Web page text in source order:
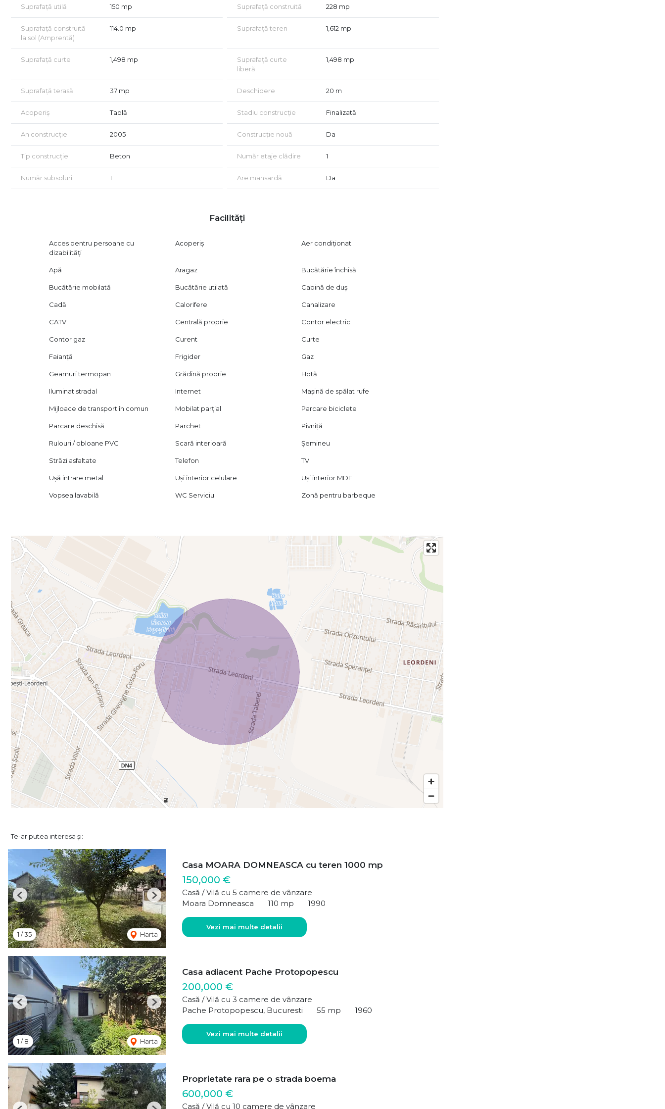
Suprafață utilă 150 mp Suprafață construită 228 mp
Suprafață construită
la sol (Amprentă)
114.0 mp Suprafață teren 1,612 mp
Suprafață curte 1,498 mp
Suprafață curte
liberă
1,498 mp
Suprafață terasă 37 mp Deschidere 20 m
Acoperiș Tablă Stadiu construcție Finalizată
An construcție 2005 Construcție nouă Da
Tip construcție Beton Număr etaje clădire 1
Număr subsoluri 1 Are mansardă Da
Facilități
Acces pentru persoane cu
dizabilități
Acoperiș Aer condiționat
Apă Aragaz Bucătărie închisă
Bucătărie mobilată Bucătărie utilată Cabină de duș
Cadă Calorifere Canalizare
CATV Centrală proprie Contor electric
Contor gaz Curent Curte
Faianță Frigider Gaz
Geamuri termopan Grădină proprie Hotă
Iluminat stradal Internet Mașină de spălat rufe
Mijloace de transport în comun Mobilat parțial Parcare biciclete
Parcare deschisă Parchet Pivniță
Rulouri / obloane PVC Scară interioară Șemineu
Străzi asfaltate Telefon TV
Ușă intrare metal Uși interior celulare Uși interior MDF
Vopsea lavabilă WC Serviciu Zonă pentru barbeque
Te-ar putea interesa și:
1 /35 Harta
Previous Next
Casa MOARA DOMNEASCA cu teren 1000 mp
150,000 €
Casă / Vilă cu 5 camere de vânzare
Moara Domneasca
110 mp 1990
Vezi mai multe detalii
1 /8 Harta
Previous Next
Casa adiacent Pache Protopopescu
200,000 €
Casă / Vilă cu 3 camere de vânzare
Pache Protopopescu, Bucuresti
55 mp 1960
Vezi mai multe detalii
Proprietate rara pe o strada boema
600,000 €
Casă / Vilă cu 10 camere de vânzare